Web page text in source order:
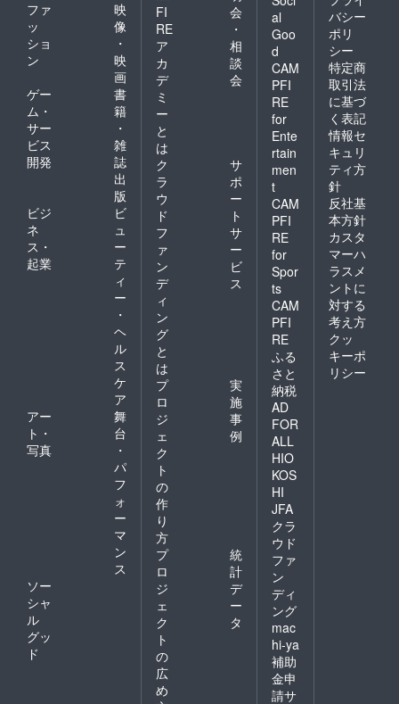
ファ
ッ
ショ
ン
映
像
・
映
画
ゲー
ム・
サー
ビス
開発
書
籍
・
雑
誌
出
版
ビジ
ネ
ス・
起業
ビ
ュ
ー
テ
ィ
ー
・
ヘ
ル
ス
ケ
ア
アー
ト・
写真
舞
台
・
パ
フ
ォ
ー
マ
ン
ス
ソー
シャ
ル
グッ
ド
FI
RE
ア
カ
デ
ミ
ー
と
は
会
・
相
談
会
ク
ラ
ウ
ド
フ
ァ
ン
デ
ィ
ン
グ
と
は
サ
ポ
ー
ト
サ
ー
ビ
ス
プ
ロ
ジ
ェ
ク
ト
の
作
り
方
実
施
事
例
プ
ロ
ジ
ェ
ク
ト
の
広
め
統
計
デ
ー
タ
al
Goo
d
CAM
PFI
RE
for
Ente
rtain
men
t
CAM
PFI
RE
for
Spor
ts
CAM
PFI
RE
ふる
さと
納税
AD
FOR
ALL
HIO
KOS
HI
JFA
クラ
ウド
ファ
ン
ディ
ング
mac
hi-ya
補助
金申
請サ
バシー
ポリ
シー
特定商
取引法
に基づ
く表記
情報セ
キュリ
ティ方
針
反社基
本方針
カスタ
マーハ
ラスメ
ントに
対する
考え方
クッ
キーポ
リシー